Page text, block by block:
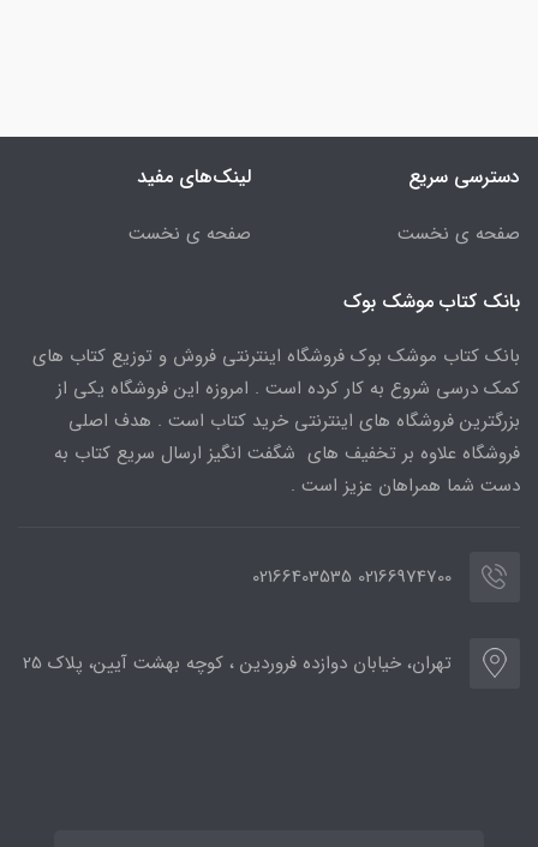
دسترسی سریع
صفحه ی نخست
لینک‌های مفید
صفحه ی نخست
بانک کتاب موشک بوک
بانک کتاب موشک بوک فروشگاه اینترنتی فروش و توزیع کتاب های
کمک درسی شروع به کار کرده است . امروزه این فروشگاه یکی از
بزرگترین فروشگاه های اینترنتی خرید کتاب است . هدف اصلی
فروشگاه علاوه بر تخفیف های شگفت انگیز ارسال سریع کتاب به
دست شما همراهان عزیز است .
02166974700 02166403535
تهران، خیابان دوازده فروردین ، کوچه بهشت آیین، پلاک 25